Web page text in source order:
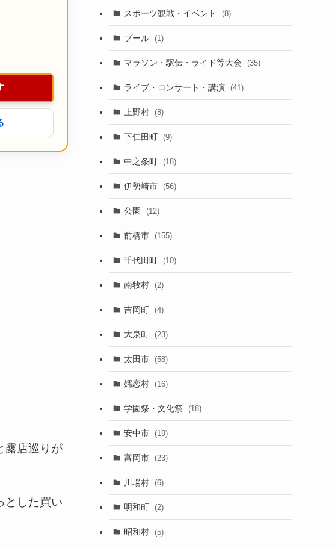
露店巡りが
とした買い
スポーツ観戦・イベント (8)
プール (1)
マラソン・駅伝・ライド等大会 (35)
ライブ・コンサート・講演 (41)
上野村 (8)
下仁田町 (9)
中之条町 (18)
伊勢崎市 (56)
公園 (12)
前橋市 (155)
千代田町 (10)
南牧村 (2)
吉岡町 (4)
大泉町 (23)
太田市 (58)
嬬恋村 (16)
学園祭・文化祭 (18)
安中市 (19)
富岡市 (23)
川場村 (6)
明和町 (2)
昭和村 (5)